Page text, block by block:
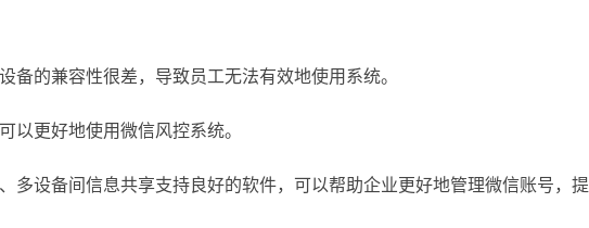
备的兼容性很差，导致员工无法有效地使用系统。
以更好地使用微信风控系统。
多设备间信息共享支持良好的软件，可以帮助企业更好地管理微信账号，提